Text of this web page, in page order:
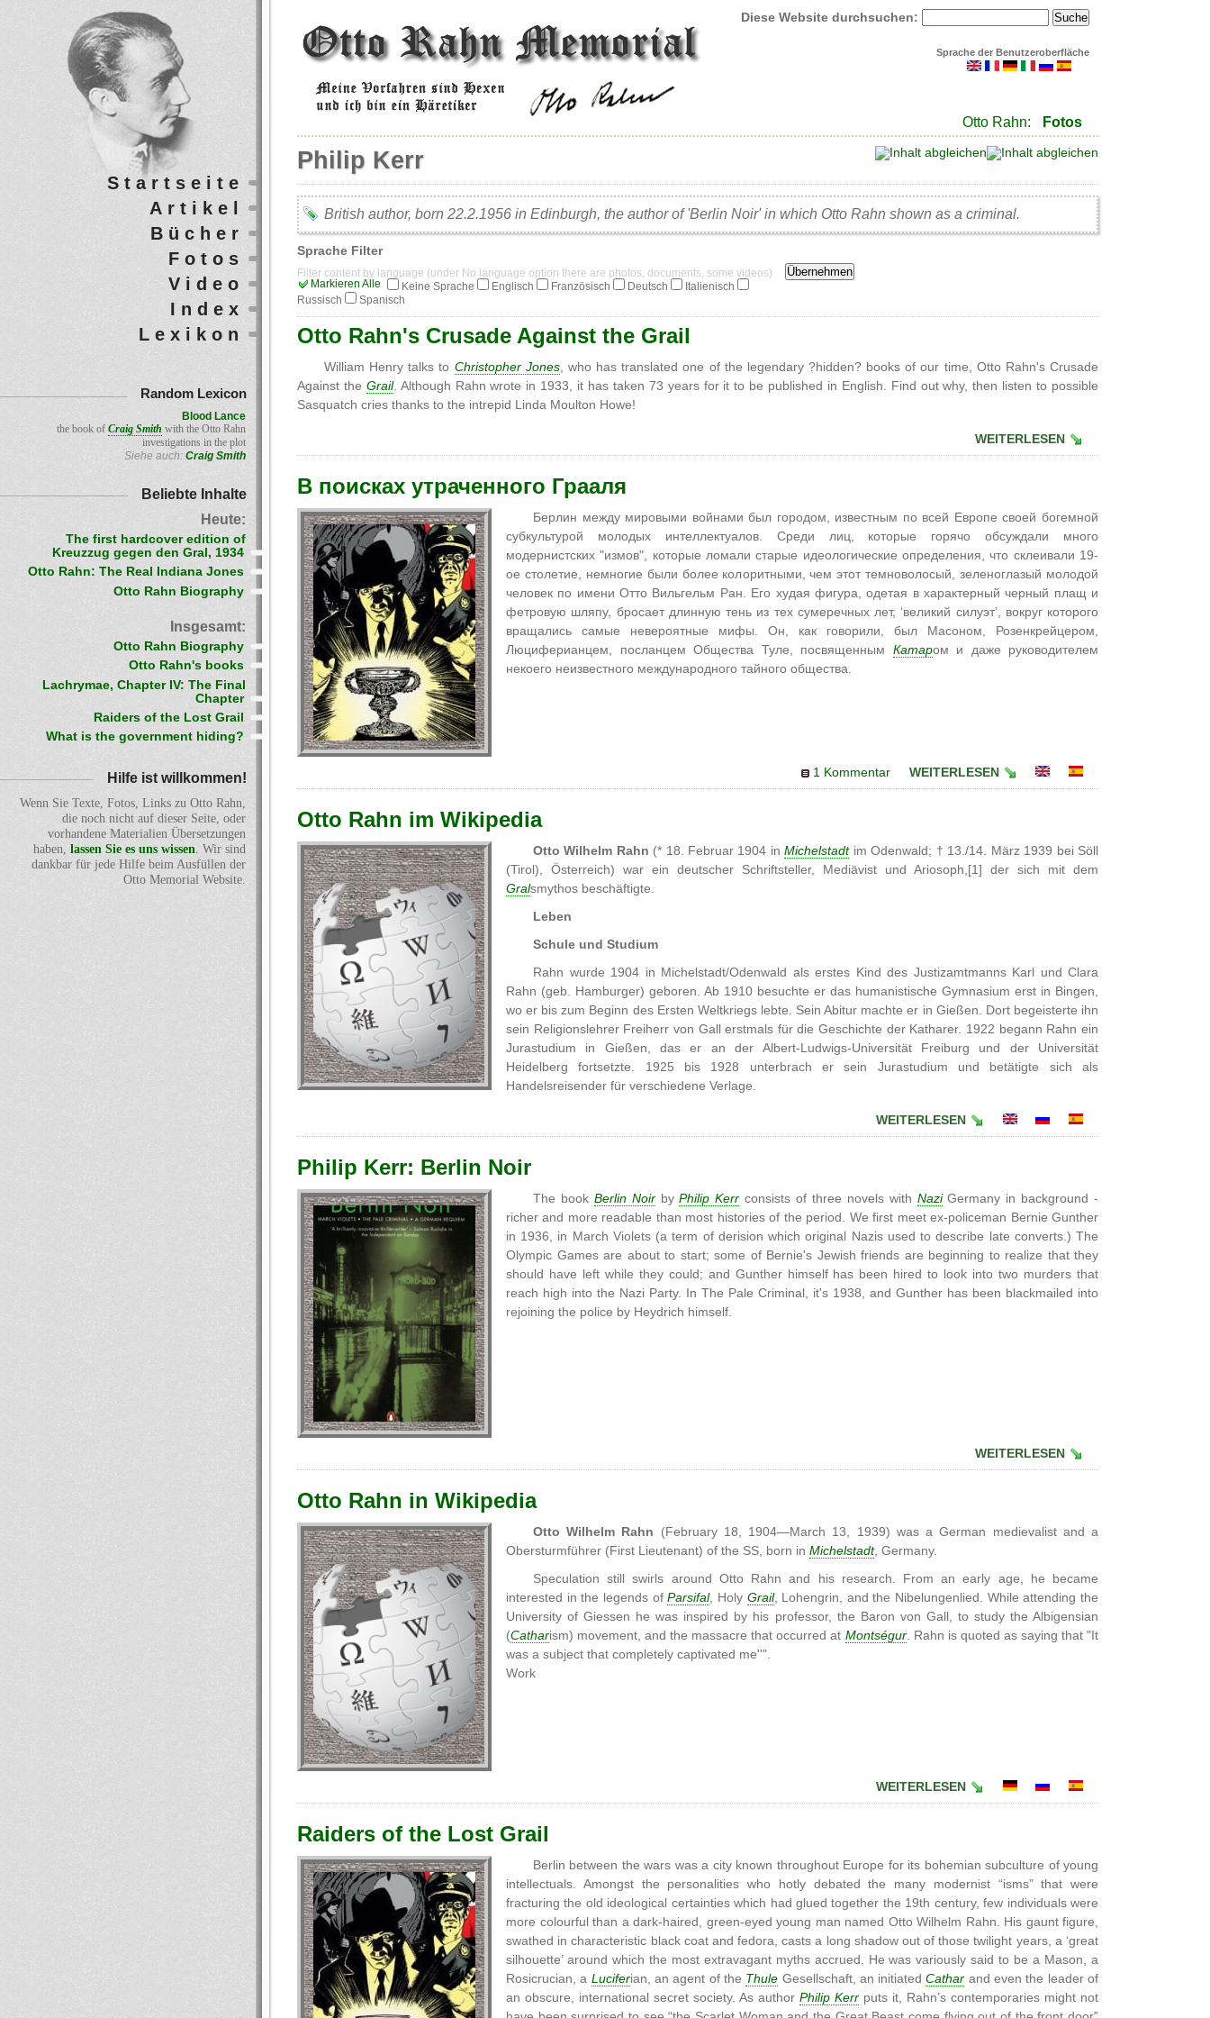
Diese Website durchsuchen:
Sprache der Benutzeroberfläche
Otto Rahn: Fotos
Philip Kerr
British author, born 22.2.1956 in Edinburgh, the author of 'Berlin Noir' in which Otto Rahn shown as a criminal.
Sprache Filter
Filter content by language (under No language option there are photos, documents, some videos)
Markieren Alle
Keine Sprache Englisch Französisch Deutsch
Italienisch
Russisch
Spanisch
Otto Rahn's Crusade Against the Grail
William Henry talks to Christopher Jones, who has translated one of the legendary ?hidden? books of our time, Otto Rahn's Crusade
Against the Grail. Although Rahn wrote in 1933, it has taken 73 years for it to be published in English. Find out why, then listen to possible
Sasquatch cries thanks to the intrepid Linda Moulton Howe!
WEITERLESEN
В поисках утраченного Грааля
Берлин между мировыми войнами был городом, известным по всей Европе своей богемной
субкультурой молодых интеллектуалов. Среди лиц, которые горячо обсуждали много
модернистских "измов", которые ломали старые идеологические определения, что склеивали 19-
ое столетие, немногие были более колоритными, чем этот темноволосый, зеленоглазый молодой
человек по имени Отто Вильгельм Ран. Его худая фигура, одетая в характерный черный плащ и
фетровую шляпу, бросает длинную тень из тех сумеречных лет, ‘великий силуэт’, вокруг которого
вращались самые невероятные мифы. Он, как говорили, был Масоном, Розенкрейцером,
Люциферианцем, посланцем Общества Туле, посвященным Катаром и даже руководителем
некоего неизвестного международного тайного общества.
1 Kommentar WEITERLESEN
Otto Rahn im Wikipedia
Otto Wilhelm Rahn (* 18. Februar 1904 inMichelstadtim Odenwald; † 13./14. März 1939 bei Söll
(Tirol), Österreich) war ein deutscher Schriftsteller, Mediävist und Ariosoph,[1] der sich mit dem
Gralsmythos beschäftigte.
Leben
Schule und Studium
Rahn wurde 1904 in Michelstadt/Odenwald als erstes Kind des Justizamtmanns Karl und Clara
Rahn (geb. Hamburger) geboren. Ab 1910 besuchte er das humanistische Gymnasium erst in Bingen,
wo er bis zum Beginn des Ersten Weltkriegs lebte. Sein Abitur machte er in Gießen. Dort begeisterte ihn
sein Religionslehrer Freiherr von Gall erstmals für die Geschichte der Katharer. 1922 begann Rahn ein
Jurastudium in Gießen, das er an der Albert-Ludwigs-Universität Freiburg und der Universität
Heidelberg fortsetzte. 1925 bis 1928 unterbrach er sein Jurastudium und betätigte sich als
Handelsreisender für verschiedene Verlage.
WEITERLESEN
Philip Kerr: Berlin Noir
The book Berlin NoirbyPhilip Kerr consists of three novels with NaziGermany in background -
richer and more readable than most histories of the period. We first meet ex-policeman Bernie Gunther
in 1936, in March Violets (a term of derision which original Nazis used to describe late converts.) The
Olympic Games are about to start; some of Bernie's Jewish friends are beginning to realize that they
should have left while they could; and Gunther himself has been hired to look into two murders that
reach high into the Nazi Party. In The Pale Criminal, it's 1938, and Gunther has been blackmailed into
rejoining the police by Heydrich himself.
WEITERLESEN
Otto Rahn in Wikipedia
Otto Wilhelm Rahn (February 18, 1904—March 13, 1939) was a German medievalist and a
Obersturmführer (First Lieutenant) of the SS, born in Michelstadt, Germany.
Speculation still swirls around Otto Rahn and his research. From an early age, he became
interested in the legends ofParsifal, Holy Grail, Lohengrin, and the Nibelungenlied. While attending the
University of Giessen he was inspired by his professor, the Baron von Gall, to study the Albigensian
(Catharism) movement, and the massacre that occurred at Montségur. Rahn is quoted as saying that "It
was a subject that completely captivated me''".
Work
WEITERLESEN
Raiders of the Lost Grail
Berlin between the wars was a city known throughout Europe for its bohemian subculture of young
intellectuals. Amongst the personalities who hotly debated the many modernist “isms” that were
fracturing the old ideological certainties which had glued together the 19th century, few individuals were
more colourful than a dark-haired, green-eyed young man named Otto Wilhelm Rahn. His gaunt figure,
swathed in characteristic black coat and fedora, casts a long shadow out of those twilight years, a ‘great
silhouette’ around which the most extravagant myths accrued. He was variously said to be a Mason, a
Rosicrucian, a Luciferian, an agent of the Thule Gesellschaft, an initiatedCathar and even the leader of
an obscure, international secret society. As author Philip Kerr puts it, Rahn’s contemporaries might not
Startseite
Artikel
Bücher
Fotos
Video
Index
Lexikon
Random Lexicon
Blood Lance
the book of Craig Smith with the Otto Rahn
investigations in the plot
Siehe auch: Craig Smith
Beliebte Inhalte
Heute:
The first hardcover edition of
Kreuzzug gegen den Gral, 1934
Otto Rahn: The Real Indiana Jones
Otto Rahn Biography
Insgesamt:
Otto Rahn Biography
Otto Rahn's books
Lachrymae, Chapter IV: The Final
Chapter
Raiders of the Lost Grail
What is the government hiding?
Hilfe ist willkommen!
Wenn Sie Texte, Fotos, Links zu Otto Rahn,
die noch nicht auf dieser Seite, oder
vorhandene Materialien Übersetzungen
haben, lassen Sie es uns wissen. Wir sind
dankbar für jede Hilfe beim Ausfüllen der
Otto Memorial Website.